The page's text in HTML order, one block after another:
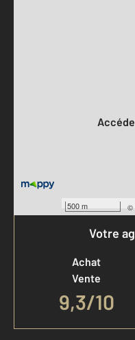
500 m ©
Votre
Achat
Vente
9,3/10